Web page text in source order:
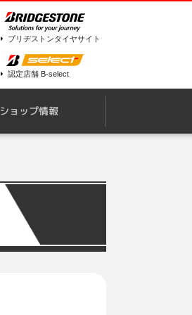
ブリヂストンタイヤサイト
認定店舗 B-select
ショップ情報